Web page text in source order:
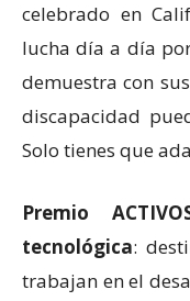
celebrado en
lucha día a día
demuestra con
discapacidad
Solo tienes que
Premio
tecnológica:
trabajan en el